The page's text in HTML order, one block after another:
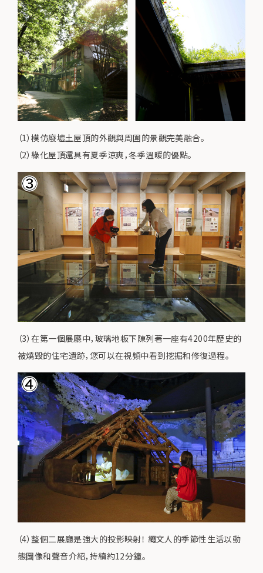
（1）模仿廢墟土屋頂的外觀與周圍的景觀完美融合。
（2）綠化屋頂還具有夏季涼爽，冬季溫暖的優點。
（3）在第一個展廳中，玻璃地板下陳列著一座有4200年歷史的
被燒毀的住宅遺跡，您可以在視頻中看到挖掘和修復過程。
（4）整個二展廳是強大的投影映射！ 繩文人的季節性生活以動
態圖像和聲音介紹，持續約12分鐘。